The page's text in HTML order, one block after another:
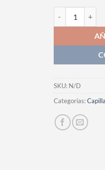
SKU: N/D
Categorías: